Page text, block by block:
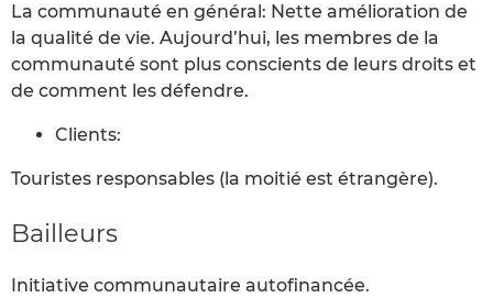
La communauté en général: Nette amélioration de
la qualité de vie. Aujourd’hui, les membres de la
communauté sont plus conscients de leurs droits et
de comment les défendre.
Clients:
Touristes responsables (la moitié est étrangère).
Bailleurs
Initiative communautaire autofinancée.